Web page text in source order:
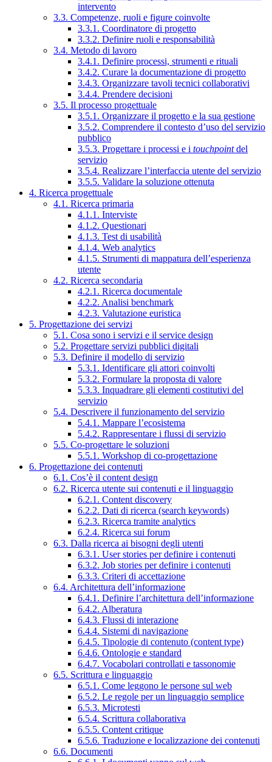
intervento
3.3. Competenze, ruoli e figure coinvolte
3.3.1. Coordinatore di progetto
3.3.2. Definire ruoli e responsabilità
3.4. Metodo di lavoro
3.4.1. Definire processi, strumenti e rituali
3.4.2. Curare la documentazione di progetto
3.4.3. Organizzare tavoli tecnici collaborativi
3.4.4. Prendere decisioni
3.5. Il processo progettuale
3.5.1. Organizzare il progetto e la sua gestione
3.5.2. Comprendere il contesto d’uso del servizio
pubblico
3.5.3. Progettare i processi e i touchpointdel
servizio
3.5.4. Realizzare l’interfaccia utente del servizio
3.5.5. Validare la soluzione ottenuta
4. Ricerca progettuale
4.1. Ricerca primaria
4.1.1. Interviste
4.1.2. Questionari
4.1.3. Test di usabilità
4.1.4. Web analytics
4.1.5. Strumenti di mappatura dell’esperienza
utente
4.2. Ricerca secondaria
4.2.1. Ricerca documentale
4.2.2. Analisi benchmark
4.2.3. Valutazione euristica
5. Progettazione dei servizi
5.1. Cosa sono i servizi e il service design
5.2. Progettare servizi pubblici digitali
5.3. Definire il modello di servizio
5.3.1. Identificare gli attori coinvolti
5.3.2. Formulare la proposta di valore
5.3.3. Inquadrare gli elementi costitutivi del
servizio
5.4. Descrivere il funzionamento del servizio
5.4.1. Mappare l’ecosistema
5.4.2. Rappresentare i flussi di servizio
5.5. Co-progettare le soluzioni
5.5.1. Workshop di co-progettazione
6. Progettazione dei contenuti
6.1. Cos’è il content design
6.2. Ricerca utente sui contenuti e il linguaggio
6.2.1. Content discovery
6.2.2. Dati di ricerca (search keywords)
6.2.3. Ricerca tramite analytics
6.2.4. Ricerca sui forum
6.3. Dalla ricerca ai bisogni degli utenti
6.3.1. User stories per definire i contenuti
6.3.2. Job stories per definire i contenuti
6.3.3. Criteri di accettazione
6.4. Architettura dell’informazione
6.4.1. Definire l’architettura dell’informazione
6.4.2. Alberatura
6.4.3. Flussi di interazione
6.4.4. Sistemi di navigazione
6.4.5. Tipologie di contenuto (content type)
6.4.6. Ontologie e standard
6.4.7. Vocabolari controllati e tassonomie
6.5. Scrittura e linguaggio
6.5.1. Come leggono le persone sul web
6.5.2. Le regole per un linguaggio semplice
6.5.3. Microtesti
6.5.4. Scrittura collaborativa
6.5.5. Content critique
6.5.6. Traduzione e localizzazione dei contenuti
6.6. Documenti